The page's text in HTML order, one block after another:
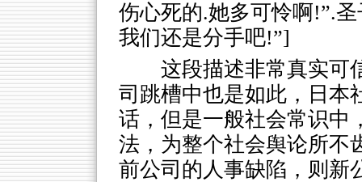
伤心死的.她多可怜啊!”.
我们还是分手吧!”]
这段描述非常真实可
司跳槽中也是如此，日本
话，但是一般社会常识中
法，为整个社会舆论所不
前公司的人事缺陷，则新